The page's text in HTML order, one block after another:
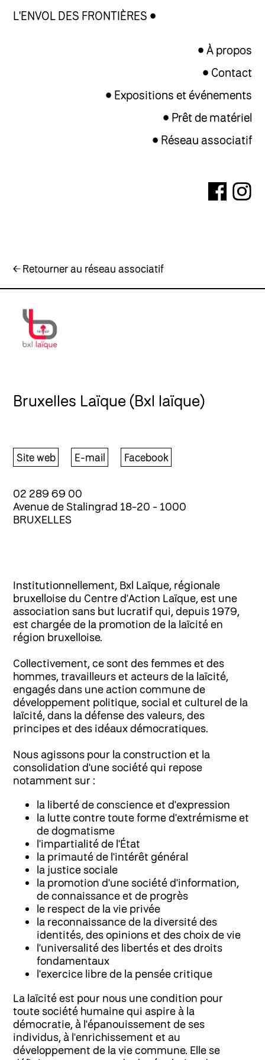
L'ENVOL DES FRONTIÈRES
À propos
Contact
Expositions et événements
Prêt de matériel
Réseau associatif
← Retourner au réseau associatif
Bruxelles Laïque (Bxl laïque)
Site web E-mail Facebook
02 289 69 00
Avenue de Stalingrad 18-20 - 1000
BRUXELLES
Institutionnellement, Bxl Laïque, régionale
bruxelloise du Centre d'Action Laïque, est une
association sans but lucratif qui, depuis 1979,
est chargée de la promotion de la laïcité en
région bruxelloise.
Collectivement, ce sont des femmes et des
hommes, travailleurs et acteurs de la laïcité,
engagés dans une action commune de
développement politique, social et culturel de la
laïcité, dans la défense des valeurs, des
principes et des idéaux démocratiques.
Nous agissons pour la construction et la
consolidation d'une société qui repose
notamment sur :
la liberté de conscience et d'expression
la lutte contre toute forme d'extrémisme et
de dogmatisme
l'impartialité de l'État
la primauté de l'intérêt général
la justice sociale
la promotion d'une société d'information,
de connaissance et de progrès
le respect de la vie privée
la reconnaissance de la diversité des
identités, des opinions et des choix de vie
l'universalité des libertés et des droits
fondamentaux
l'exercice libre de la pensée critique
La laïcité est pour nous une condition pour
toute société humaine qui aspire à la
démocratie, à l'épanouissement de ses
individus, à l'enrichissement et au
développement de la vie commune. Elle se